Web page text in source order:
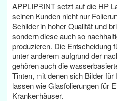
APPLIPRINT setzt auf die HP
seinen Kunden nicht nur
Schilder in hoher Qualität und
sondern diese auch so
produzieren. Die Entscheidung
unter anderem aufgrund der
gehören auch die
Tinten, mit denen sich Bilder
lassen wie Glasfolierungen für
Krankenhäuser.